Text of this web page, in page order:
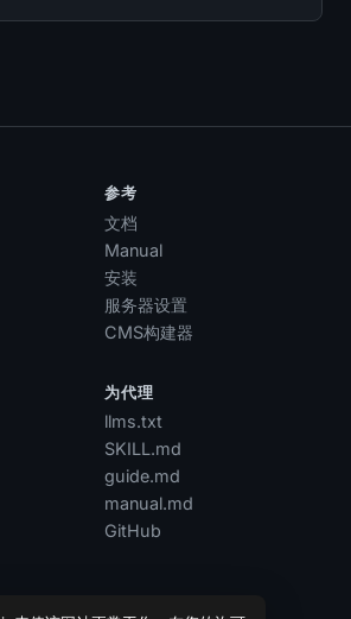
参考
文档
Manual
安装
服务器设置
CMS构建器
为代理
llms.txt
SKILL.md
guide.md
manual.md
GitHub